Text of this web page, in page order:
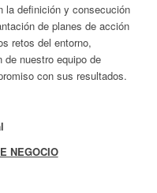
la definición y consecución
de planes de acción
retos del entorno,
nuestro equipo de
con sus resultados.
NEGOCIO